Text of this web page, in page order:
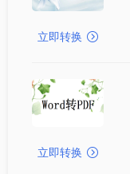
立即转换
立即转换